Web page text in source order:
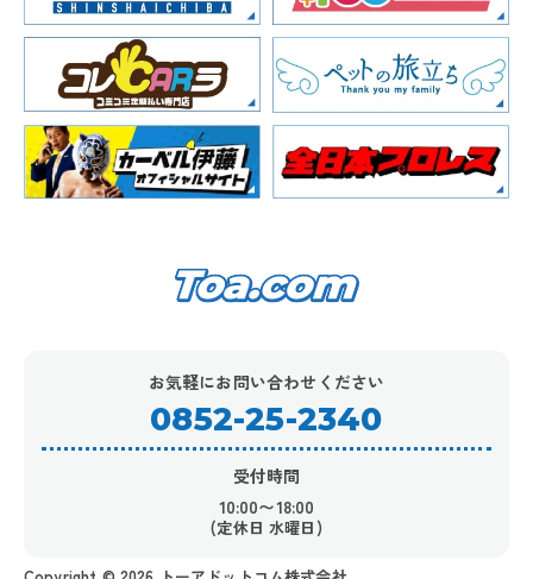
お気軽にお問い合わせください
0852-25-2340
受付時間
10:00〜18:00
(定休日 水曜日)